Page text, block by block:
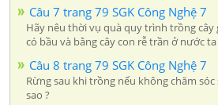
Câu 7 trang 79 SGK Công Nghệ 7
Hãy nêu thời vụ quà quy trình trồng cây
có bầu và bằng cây con rễ trần ở nước ta
Câu 8 trang 79 SGK Công Nghệ 7
Rừng sau khi trồng nếu không chăm sóc
sao ?